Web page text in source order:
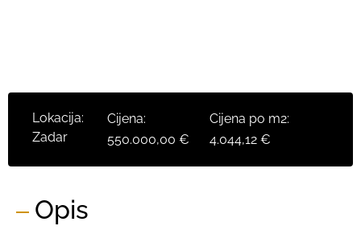
Lokacija:
Zadar
Cijena:
550.000,00 €
Cijena po m2:
4.044,12 €
Opis